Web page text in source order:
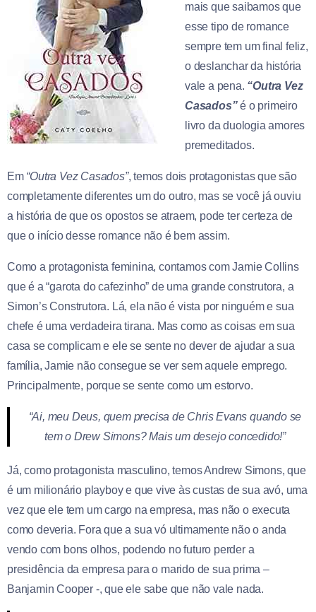
mais que saibamos que
esse tipo de romance
sempre tem um final feliz,
o deslanchar da história
vale a pena. “Outra Vez
Casados”é o primeiro
livro da duologia amores
premeditados.
Em “Outra Vez Casados”, temos dois protagonistas que são
completamente diferentes um do outro, mas se você já ouviu
a história de que os opostos se atraem, pode ter certeza de
que o início desse romance não é bem assim.
Como a protagonista feminina, contamos com Jamie Collins
que é a “garota do cafezinho” de uma grande construtora, a
Simon’s Construtora. Lá, ela não é vista por ninguém e sua
chefe é uma verdadeira tirana. Mas como as coisas em sua
casa se complicam e ele se sente no dever de ajudar a sua
família, Jamie não consegue se ver sem aquele emprego.
Principalmente, porque se sente como um estorvo.
“Ai, meu Deus, quem precisa de Chris Evans quando se
tem o Drew Simons? Mais um desejo concedido!”
Já, como protagonista masculino, temos Andrew Simons, que
é um milionário playboy e que vive às custas de sua avó, uma
vez que ele tem um cargo na empresa, mas não o executa
como deveria. Fora que a sua vó ultimamente não o anda
vendo com bons olhos, podendo no futuro perder a
presidência da empresa para o marido de sua prima –
Banjamin Cooper -, que ele sabe que não vale nada.